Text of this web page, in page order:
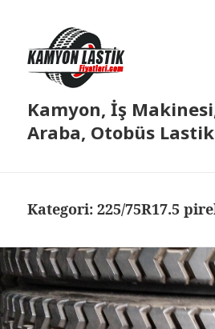
Kamyon, İş Makinesi,
Araba, Otobüs
Kategori:225/75R17.5